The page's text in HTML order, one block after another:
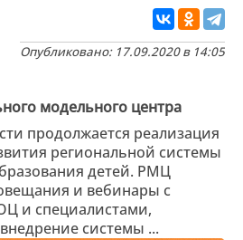
Опубликовано: 17.09.2020 в 14:05
модельного центра
продолжается реализация
региональной системы
детей. РМЦ
и вебинары с
и специалистами,
системы ...